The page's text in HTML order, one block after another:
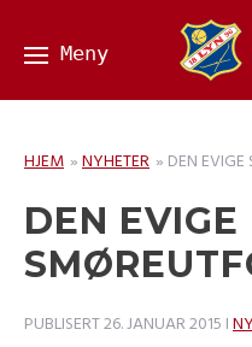
HJEM »NYHETER » DEN
DEN EVIGE
PUBLISERT26. JANUAR 2015 I